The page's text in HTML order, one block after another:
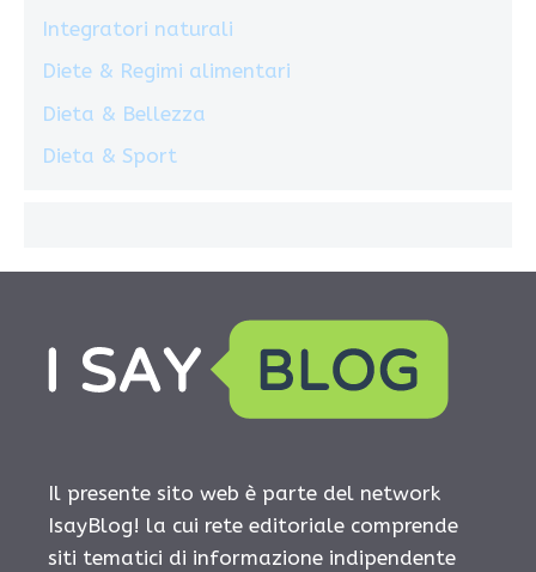
Integratori naturali
Diete & Regimi alimentari
Dieta & Bellezza
Dieta & Sport
Il presente sito web è parte del network
IsayBlog! la cui rete editoriale comprende
siti tematici di informazione indipendente